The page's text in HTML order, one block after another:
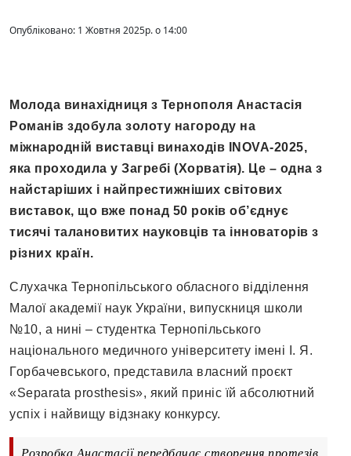
Опубліковано: 1 Жовтня 2025р. о 14:00
Молода винахідниця з Тернополя Анастасія
Романів здобула золоту нагороду на
міжнародній виставці винаходів INOVA-2025,
яка проходила у Загребі (Хорватія). Це – одна з
найстаріших і найпрестижніших світових
виставок, що вже понад 50 років об’єднує
тисячі талановитих науковців та інноваторів з
різних країн.
Слухачка Тернопільського обласного відділення
Малої академії наук України, випускниця школи
№10, а нині – студентка Тернопільського
національного медичного університету імені І. Я.
Горбачевського, представила власний проєкт
«Separata prosthesis», який приніс їй абсолютний
успіх і найвищу відзнаку конкурсу.